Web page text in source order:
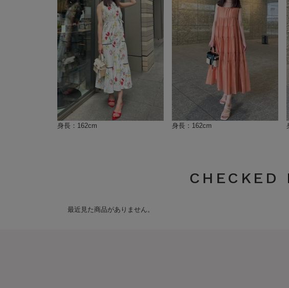
身長：162cm 身長：162cm
CHECKED
最近見た商品がありません。